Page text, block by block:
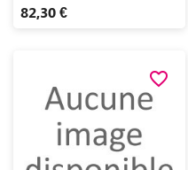
82,30 €
favorite_border